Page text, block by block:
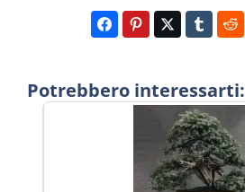
Potrebbero interessarti: